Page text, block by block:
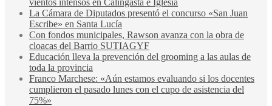
vientos intensos en Calingasta e Iglesia
La Cámara de Diputados presentó el concurso «San Juan
Escribe» en Santa Lucía
Con fondos municipales, Rawson avanza con la obra de
cloacas del Barrio SUTIAGYF
Educación lleva la prevención del grooming a las aulas de
toda la provincia
Franco Marchese: «Aún estamos evaluando si los docentes
cumplieron el pasado lunes con el cupo de asistencia del
75%»